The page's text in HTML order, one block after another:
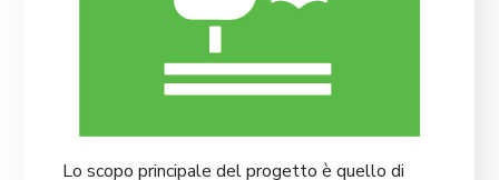
Lo scopo principale del progetto è quello di